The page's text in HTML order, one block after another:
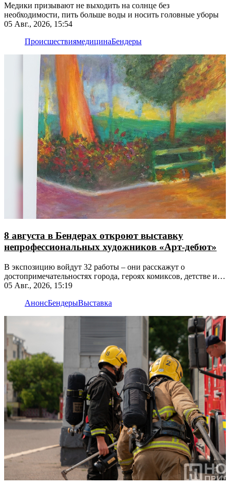
Медики призывают не выходить на солнце без
необходимости, пить больше воды и носить головные уборы
05 Авг., 2026, 15:54
ПроисшествиямедицинаБендеры
8 августа в Бендерах откроют выставку
непрофессиональных художников «Арт-дебют»
В экспозицию войдут 32 работы – они расскажут о
достопримечательностях города, героях комиксов, детстве и
не только
05 Авг., 2026, 15:19
АнонсБендерыВыставка